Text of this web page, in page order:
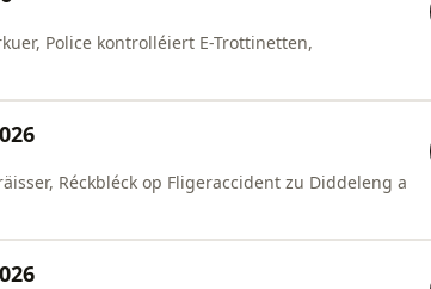
Police kontrolléiert E-Trottinetten,
Réckbléck op Fligeraccident zu Diddeleng a